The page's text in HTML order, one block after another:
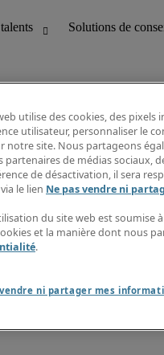
IT
performance client
et paie
utilise des cookies, des
utilisateur, personnaliser le
notre site. Nous partageons
partenaires de médias sociaux,
de désactivation, il sera
le lien Ne pas vendre ni
du site web est soumise
et la manière dont nous
.
ni partager mes